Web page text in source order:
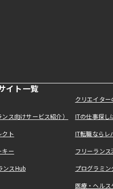
イト一覧
クリエイタ
ス向けサービス紹介） ITの仕事探
クト IT転職なら
キー フリーラン
ンスHub プログラミ
医療・ヘル